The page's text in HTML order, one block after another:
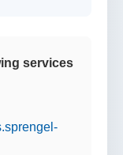
services